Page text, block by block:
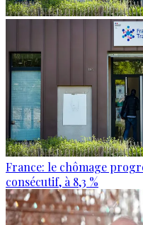
France: le chômage
consécutif, à 8,3 %